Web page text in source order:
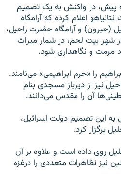
پیش، در واکنش به یک تصمیم
اعلام کرده که آرامگاه
(حبرون) و آرامگاه حضرت راحیل،
شهر بیت لحم، در شمار میراث
مرمت و نگاهداری شود.
را «حرم ابراهیمی» می‌نامند.
نیز از دیرباز مسجدی بنام
آن را مقدس می‌دانند.
این تصمیم دولت اسرائیل،
برگزار کرد.
روی داده است و علاوه بر آن
نیز تظاهرات متعددی را درغزه